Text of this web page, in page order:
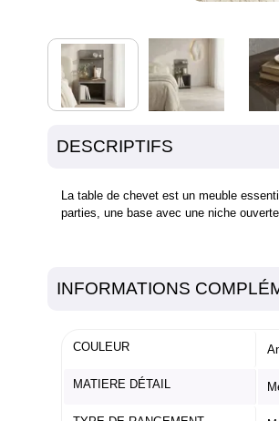
DESCRIPTIFS
La table de chevet est un meuble
parties, une base avec une niche
INFORMATIONS
COULEUR
MATIERE DÉTAIL